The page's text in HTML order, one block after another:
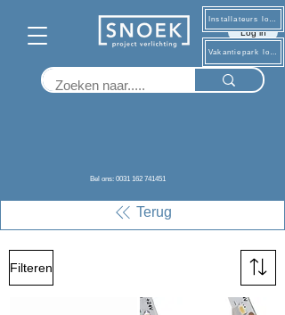
Log in
Installateurs log in
Vakantiepark log in
Bel ons: 0031 162 741451
profielen
Terug
Filteren